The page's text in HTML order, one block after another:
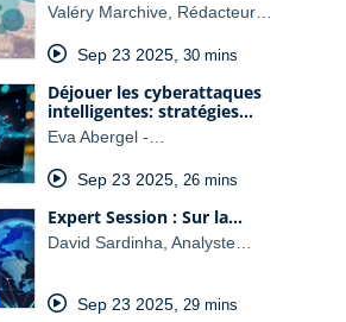
Valéry Marchive, Rédacteur…
Sep 23 2025, 30 mins
Déjouer les cyberattaques
intelligentes: stratégies…
Eva Abergel -…
Sep 23 2025, 26 mins
Expert Session : Sur la…
David Sardinha, Analyste…
Sep 23 2025, 29 mins